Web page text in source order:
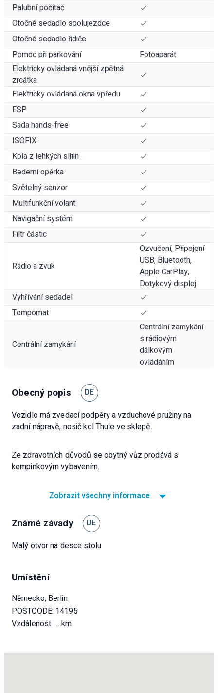
Palubní počítač
Otočné sedadlo spolujezdce
Otočné sedadlo řidiče
Pomoc při parkování
Fotoaparát
Elektricky ovládaná vnější zpětná
zrcátka
Elektricky ovládaná okna vpředu
ESP
Sada hands-free
ISOFIX
Kola z lehkých slitin
Bederní opěrka
Světelný senzor
Multifunkční volant
Navigační systém
Filtr částic
Rádio a zvuk
Ozvučení, Připojení
USB, Bluetooth,
Apple CarPlay,
Dotykový displej
Vyhřívání sedadel
Tempomat
Centrální zamykání
Centrální zamykání
s rádiovým
dálkovým
ovládáním
Obecný popis DE
Vozidlo má zvedací podpěry a vzduchové pružiny na
zadní nápravě, nosič kol Thule ve sklepě.
Ze zdravotních důvodů se obytný vůz prodává s
kempinkovým vybavením.
Zobrazit všechny informace
Známé závady DE
Malý otvor na desce stolu
Umístění
Německo, Berlin
POSTCODE: 14195
Vzdálenost:... km